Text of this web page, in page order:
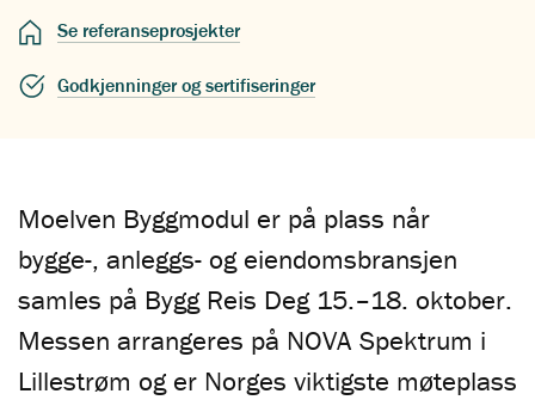
Se referanseprosjekter
Godkjenninger og sertifiseringer
Moelven Byggmodul er på plass når
bygge-, anleggs- og eiendomsbransjen
samles på Bygg Reis Deg 15.–18. oktober.
Messen arrangeres på NOVA Spektrum i
Lillestrøm og er Norges viktigste møteplass